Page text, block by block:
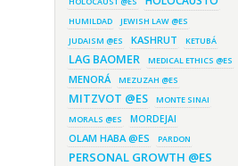
abril 7, 2016 - 9:50 am
Resumen de noticias y
enlaces de interés
marzo 28, 2016 - 6:45 pm
¡ATENCIÓN! Curso de
Coaching para Maguidé Shiur
de TaShema en Argentina
marzo 27, 2016 - 9:00 am
Resumen de noticias y
enlaces de interés
marzo 7, 2016 - 2:57 pm
El “buen invitado” de Shabat
HUMILDAD
JEWISH LAW @ES
JUDAISM @ES
KASHRUT KETUBÁ
LAG BAOMER MEDICAL ETHICS @ES
MENORÁ MEZUZAH @ES
MITZVOT @ES
MONTE SINAI
MORALS @ES
MORDEJAI
OLAM HABA @ES PARDON
PERSONAL GROWTH @ES